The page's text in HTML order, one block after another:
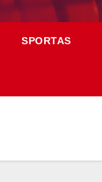
SPORTAS